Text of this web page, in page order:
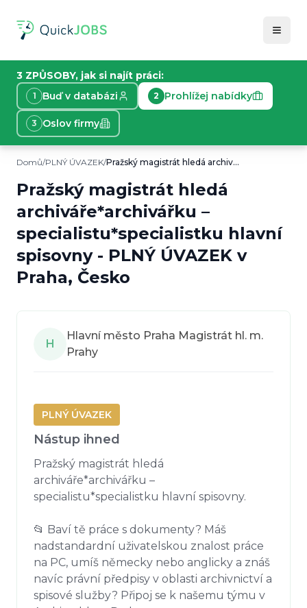
3 ZPŮSOBY, jak si najít práci:
1 Buď v databázi 2 Prohlížej nabídky
3 Oslov firmy
Informace o nabídce práce
Toto je plný úvazek v Praha, Česko. Pražský
Typ práce:PLNÝ ÚVAZEK
Lokace: Praha, Česko
Plat:33000Kč/měsíc
Začátek:
18. 9. 2025
Požadavky:Angličtina, Znalost MS Office
Domů/PLNÝ ÚVAZEK/ Pražský magistrát hledá archiváře*archivářku – specialistu*specialistku hlavní spisovny
Pražský magistrát hledá
archiváře*archivářku –
specialistu*specialistku hlavní
spisovny- PLNÝ ÚVAZEK v
Praha, Česko
H
Hlavní město Praha Magistrát hl. m.
Prahy
PLNÝ ÚVAZEK
Nástup ihned
Pražský magistrát hledá
archiváře*archivářku –
specialistu*specialistku hlavní spisovny.
📂 Baví tě práce s dokumenty? Máš
nadstandardní uživatelskou znalost práce
na PC, umíš německy nebo anglicky a znáš
navíc právní předpisy v oblasti archivnictví a
spisové služby? Připoj se k našemu týmu v